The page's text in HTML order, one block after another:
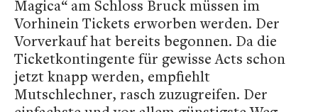
Magica“ am Schloss Bruck müssen im
Vorhinein Tickets erworben werden. Der
Vorverkauf hat bereits begonnen. Da die
Ticketkontingente für gewisse Acts schon
jetzt knapp werden, empfiehlt
Mutschlechner, rasch zuzugreifen. Der